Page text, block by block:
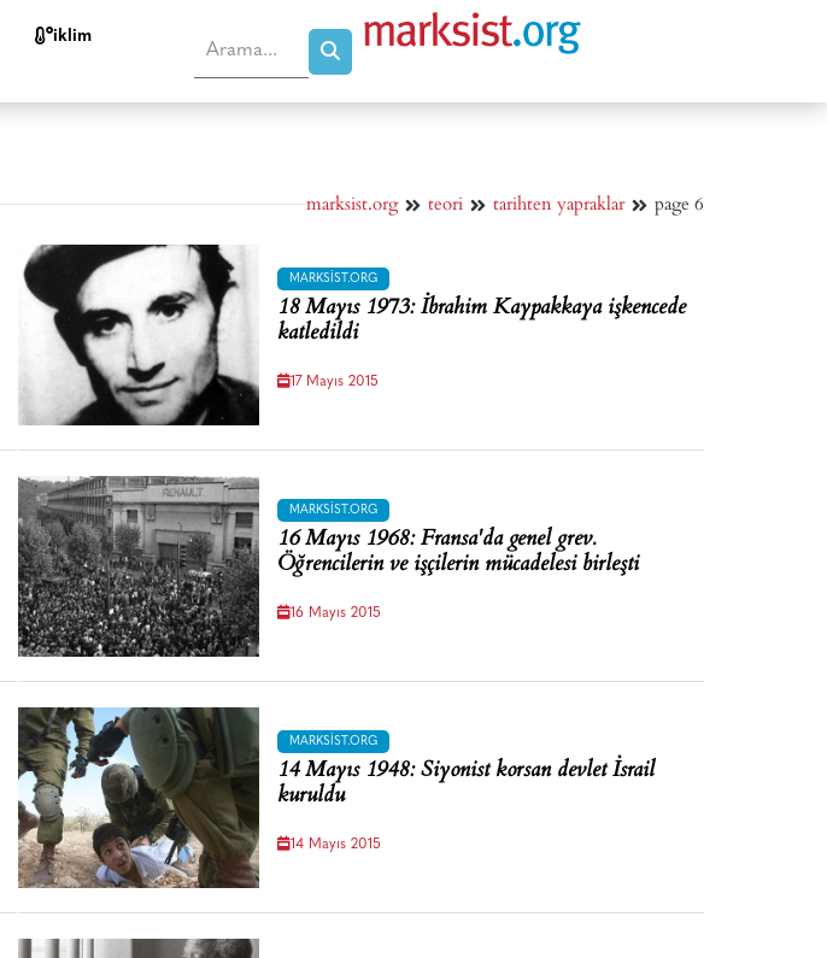
i̇klim
marksist.org teori tarihten yapraklar page 6
MARKSIST.ORG
18 Mayıs 1973: İbrahim Kaypakkaya işkencede
katledildi
17 Mayıs 2015
MARKSIST.ORG
16 Mayıs 1968: Fransa'da genel grev.
Öğrencilerin ve işçilerin mücadelesi birleşti
16 Mayıs 2015
MARKSIST.ORG
14 Mayıs 1948: Siyonist korsan devlet İsrail
kuruldu
14 Mayıs 2015